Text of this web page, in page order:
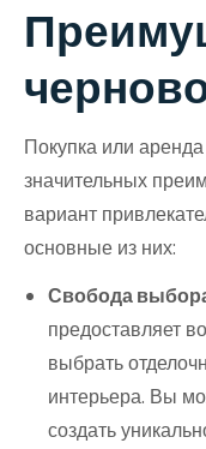
Покупка или
значительных
вариант
основные из них:
Свобода
предоставляет
выбрать
интерьера. Вы
создать